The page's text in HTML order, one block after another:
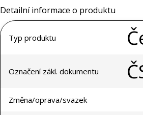
Detailní informace o produktu
Typ produktu
Označení zákl. dokumentu
Změna/oprava/svazek